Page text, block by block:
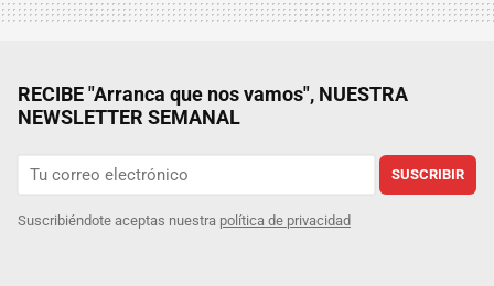
RECIBE "Arranca que nos vamos", NUESTRA
NEWSLETTER SEMANAL
SUSCRIBIR
Suscribiéndote aceptas nuestra política de privacidad